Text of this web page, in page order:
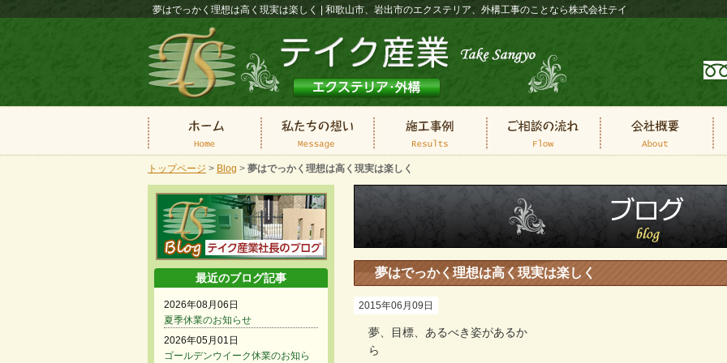
夢はでっかく理想は高く現実は楽しく | 和歌山市、岩出市のエクステリア、外構工事のことなら株式会社テイ
トップページ > Blog > 夢はでっかく理想は高く現実は楽しく
夢はでっかく理想は高く現実は楽しく
2015年06月09日
夢、目標、あるべき姿があるか
最近のブログ記事
2026年08月06日
夏季休業のお知らせ
2026年05月01日
ゴールデンウイーク休業のお知ら